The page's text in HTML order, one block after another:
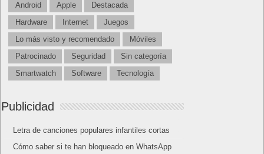
Android Apple
Destacada
Hardware
Internet
Juegos
Lo más visto y recomendado
Móviles
Patrocinado
Seguridad
Sin categoría
Smartwatch
Software Tecnología
Publicidad
Letra de canciones populares infantiles cortas
Cómo saber si te han bloqueado en WhatsApp